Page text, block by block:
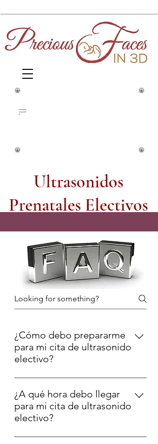
carasprec
iosasen3
d
Ultrasonidos
Prenatales Electivos
¿Cómo debo prepararme
para mi cita de ultrasonido
electivo?
Para obtener las mejores imágenes
posibles, recomendamos tomar
suficiente AGUA antes de su cita.
Idealmente, comience a tomar de 5 a
aproximadamente 1 a 2 semanas
¿A qué hora debo llegar
para mi cita de ultrasonido
electivo?
Por favor, llegue puntualmente a la